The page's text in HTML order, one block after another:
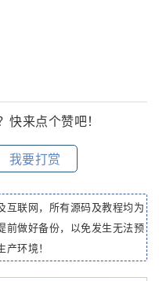
来点个赞吧！
我要打赏
互联网，所有源码及教程均为
前做好备份，以免发生无法预
环境！